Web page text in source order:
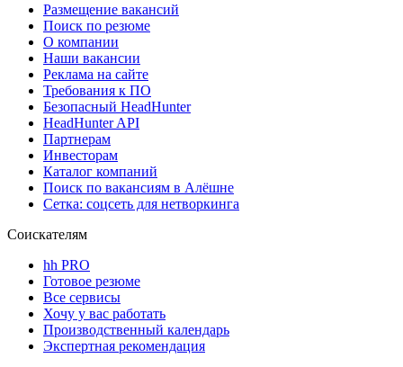
Размещение вакансий
Поиск по резюме
О компании
Наши вакансии
Реклама на сайте
Требования к ПО
Безопасный HeadHunter
HeadHunter API
Партнерам
Инвесторам
Каталог компаний
Поиск по вакансиям в Алёшне
Сетка: соцсеть для нетворкинга
Соискателям
hh PRO
Готовое резюме
Все сервисы
Хочу у вас работать
Производственный календарь
Экспертная рекомендация